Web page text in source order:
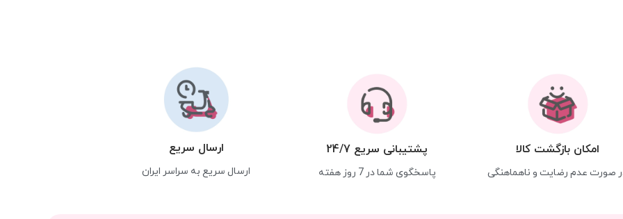
امکان بازگشت کالا
صورت عدم رضایت و ناهماهنگی
پشتیبانی سریع 24/7
پاسخگوی شما در 7 روز هفته
ارسال سریع
ارسال سریع به سراسر ایران